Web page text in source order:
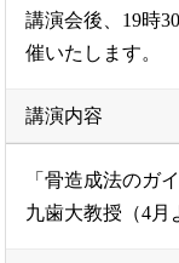
講演会後、19時
催いたします。
講演内容
「骨造成法のガ
九歯大教授（4月